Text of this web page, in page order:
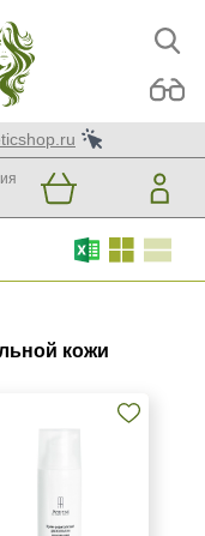
кожи